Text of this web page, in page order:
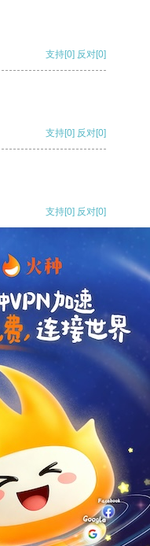
支持[0] 反对[0]
支持[0] 反对[0]
支持[0] 反对[0]
支持 反对
[0]
器
雷霆加速
狂飙加速器
速器